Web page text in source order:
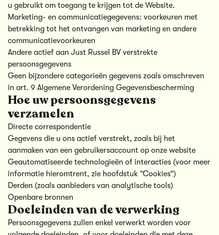
u gebruikt om toegang te krijgen tot de Website.
Marketing- en communicatiegegevens: voorkeuren met
betrekking tot het ontvangen van marketing en andere
communicatievoorkeuren
Andere actief aan Just Russel BV verstrekte
persoonsgegevens
Geen bijzondere categorieën gegevens zoals omschreven
in art. 9 Algemene Verordening Gegevensbescherming
Hoe uw persoonsgegevens
verzamelen
Directe correspondentie
Gegevens die u ons actief verstrekt, zoals bij het
aanmaken van een gebruikersaccount op onze website
Geautomatiseerde technologieën of interacties (voor meer
informatie hieromtrent, zie hoofdstuk “Cookies”)
Derden (zoals aanbieders van analytische tools)
Openbare bronnen
Doeleinden van de verwerking
Persoonsgegevens zullen enkel verwerkt worden voor